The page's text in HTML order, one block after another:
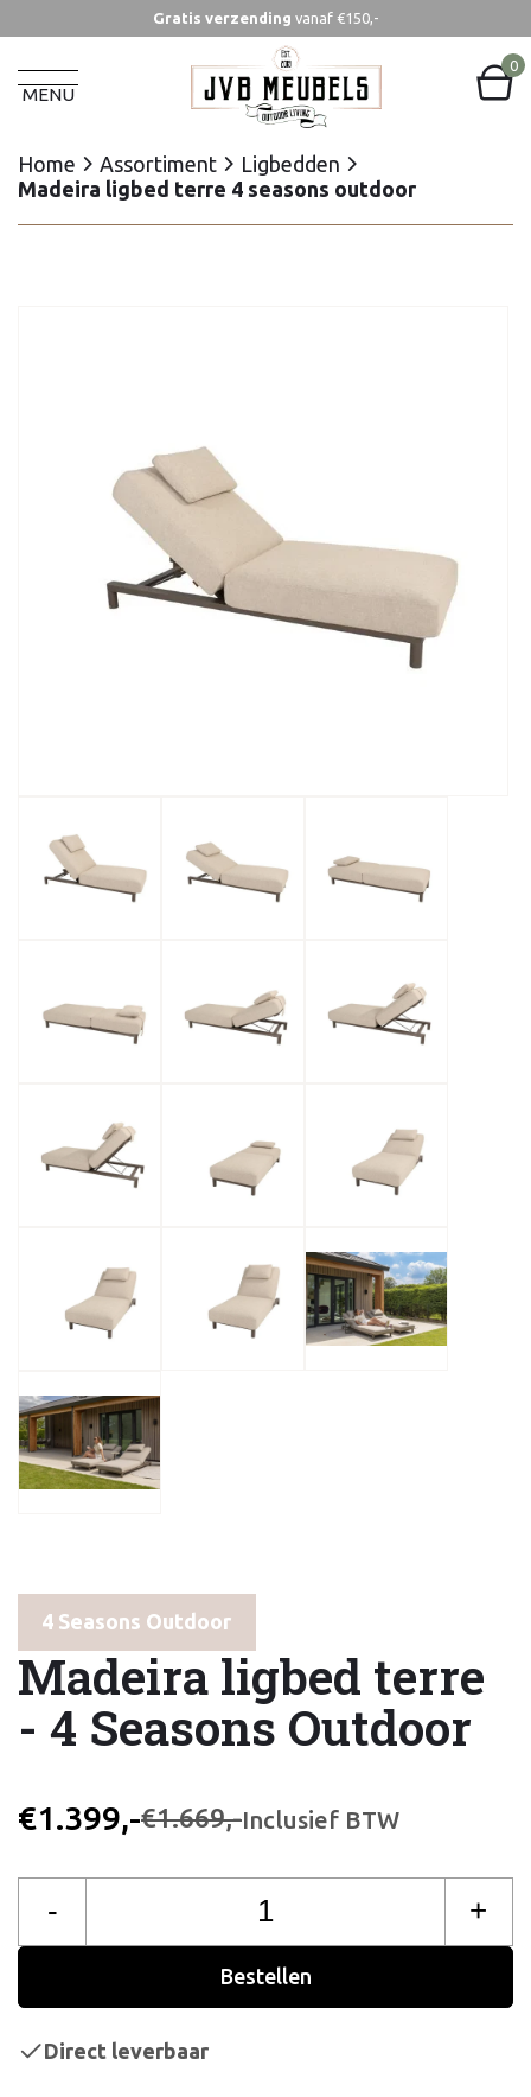
Gratis verzending vanaf €150,-
MENU
0
Home Assortiment
Ligbedden
Madeira ligbed terre 4 seasons outdoor
Home Assortiment
Ligbedden
Madeira ligbed terre 4 seasons outdoor
4 Seasons Outdoor
Madeira ligbed terre
- 4 Seasons Outdoor
€1.399,-€1.669,-Inclusief BTW
- +
Bestellen
Direct leverbaar